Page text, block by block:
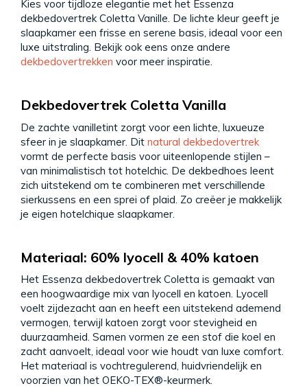
Kies voor tijdloze elegantie met het Essenza
dekbedovertrek Coletta Vanille. De lichte kleur geeft je
slaapkamer een frisse en serene basis, ideaal voor een
luxe uitstraling. Bekijk ook eens onze andere
dekbedovertrekken voor meer inspiratie.
Dekbedovertrek Coletta Vanilla
De zachte vanilletint zorgt voor een lichte, luxueuze
sfeer in je slaapkamer. Dit natural dekbedovertrek
vormt de perfecte basis voor uiteenlopende stijlen –
van minimalistisch tot hotelchic. De dekbedhoes leent
zich uitstekend om te combineren met verschillende
sierkussens en een sprei of plaid. Zo creëer je makkelijk
je eigen hotelchique slaapkamer.
Materiaal: 60% lyocell & 40% katoen
Het Essenza dekbedovertrek Coletta is gemaakt van
een hoogwaardige mix van lyocell en katoen. Lyocell
voelt zijdezacht aan en heeft een uitstekend ademend
vermogen, terwijl katoen zorgt voor stevigheid en
duurzaamheid. Samen vormen ze een stof die koel en
zacht aanvoelt, ideaal voor wie houdt van luxe comfort.
Het materiaal is vochtregulerend, huidvriendelijk en
voorzien van het OEKO-TEX®-keurmerk.